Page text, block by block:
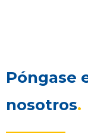
Póngase
nosotros.